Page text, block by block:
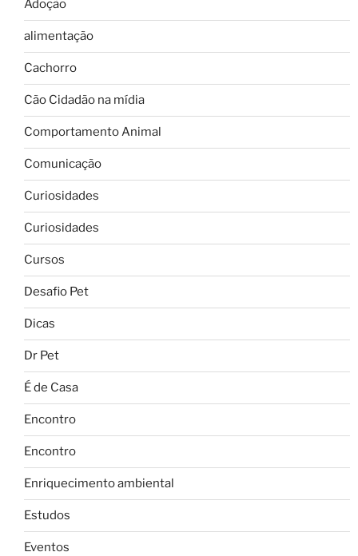
Adoção
alimentação
Cachorro
Cão Cidadão na mídia
Comportamento Animal
Comunicação
Curiosidades
Curiosidades
Cursos
Desafio Pet
Dicas
Dr Pet
É de Casa
Encontro
Encontro
Enriquecimento ambiental
Estudos
Eventos